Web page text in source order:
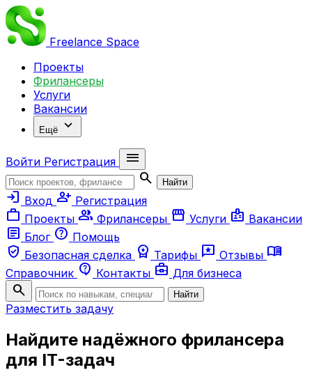
Freelance Space
Проекты
Фрилансеры
Услуги
Вакансии
Ещё expand_more
Войти Регистрация
menu
search
Найти
login Вход person_add Регистрация
work Проекты group Фрилансеры storefront Услуги badge Вакансии
article Блог help Помощь
verified_user Безопасная сделка workspace_premium Тарифы reviews Отзывы menu_book
Справочник contact_support Контакты business_center Для бизнеса
search Найти
Разместить задачу
Найдите надёжного фрилансера
для IT-задач